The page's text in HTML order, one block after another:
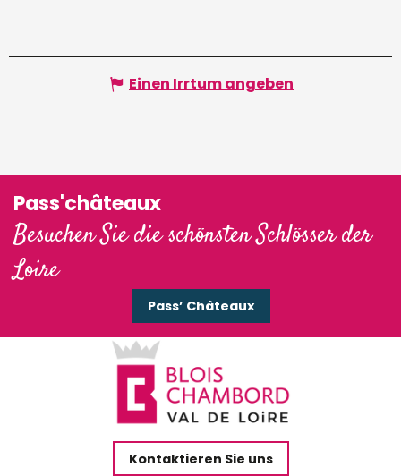
Einen Irrtum angeben
Pass'châteaux
Besuchen Sie die schönsten Schlösser der
Loire
Pass’ Châteaux
Kontaktieren Sie uns